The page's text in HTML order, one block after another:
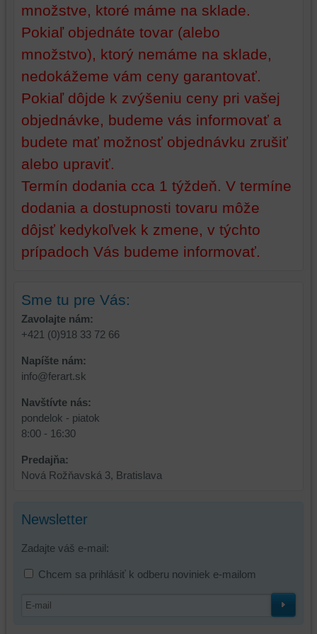
množstve, ktoré máme na sklade.
Pokiaľ objednáte tovar (alebo
množstvo), ktorý nemáme na sklade,
nedokážeme vám ceny garantovať.
Pokiaľ dôjde k zvýšeniu ceny pri vašej
objednávke, budeme vás informovať a
budete mať možnosť objednávku zrušiť
alebo upraviť.
Termín dodania cca 1 týždeň. V termíne
dodania a dostupnosti tovaru môže
dôjsť kedykoľvek k zmene, v týchto
prípadoch Vás budeme informovať.
Sme tu pre Vás:
Zavolajte nám:
+421 (0)918 33 72 66
Napíšte nám:
info@ferart.sk
Navštívte nás:
pondelok - piatok
8:00 - 16:30
Predajňa:
Nová Rožňavská 3, Bratislava
Newsletter
Zadajte váš e-mail:
Chcem sa prihlásiť k odberu noviniek e-mailom
relácie
a
dosiahnutie
základnej
platformy,
zážitku
z
prehliadania
a
zabezpečenia.
doplnkové
funkcie,
ktoré
zlepšujú
zážitok
z
prehliadania,
ukladať
niektoré
z
preferencií
bez
aby
ste
účet
alebo
bez
používať
skripty
zdroje
tretích
strán,
widgety
atď.